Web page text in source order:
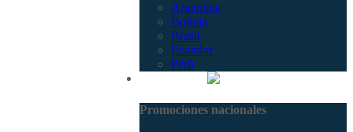
Argentina
Bolivia
Brasil
Ecuador
Perú
Promociones nacionales